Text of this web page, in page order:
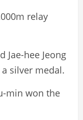
relay
Jae-hee Jeong
silver medal.
min won the